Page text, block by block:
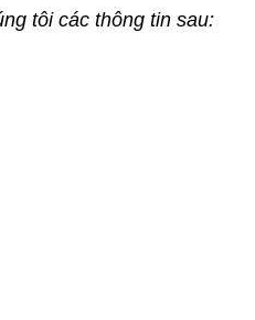
tôi các thông tin sau: